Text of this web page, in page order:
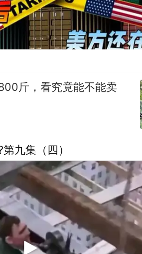
斤，看究竟能不能卖
九集（四）